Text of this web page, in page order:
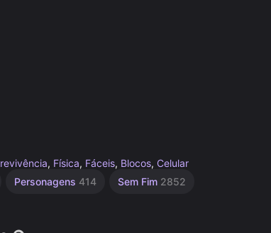
, Física, Fáceis, Blocos, Celular
Personagens 414 Sem Fim 2852